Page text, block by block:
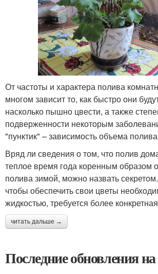
От частоты и характера полива
многом зависит то, как быстро они
насколько пышно цвести, а также
подверженности некоторым
"пунктик" – зависимость объема
Вряд ли сведения о том, что полив
теплое время года коренным образом
полива зимой, можно назвать
чтобы обеспечить свои цветы
жидкостью, требуется более
читать дальше →
Последние обновления на